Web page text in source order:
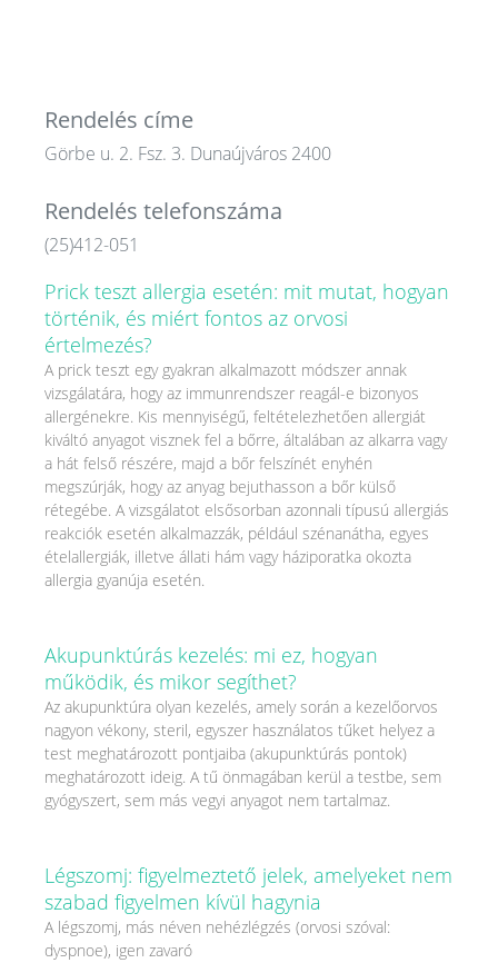
Rendelés címe
Görbe u. 2. Fsz. 3. Dunaújváros 2400
Rendelés telefonszáma
(25)412-051
Prick teszt allergia esetén: mit mutat, hogyan
történik, és miért fontos az orvosi
értelmezés?
A prick teszt egy gyakran alkalmazott módszer annak
vizsgálatára, hogy az immunrendszer reagál-e bizonyos
allergénekre. Kis mennyiségű, feltételezhetően allergiát
kiváltó anyagot visznek fel a bőrre, általában az alkarra vagy
a hát felső részére, majd a bőr felszínét enyhén
megszúrják, hogy az anyag bejuthasson a bőr külső
rétegébe. A vizsgálatot elsősorban azonnali típusú allergiás
reakciók esetén alkalmazzák, például szénanátha, egyes
ételallergiák, illetve állati hám vagy háziporatka okozta
allergia gyanúja esetén.
Akupunktúrás kezelés: mi ez, hogyan
működik, és mikor segíthet?
Az akupunktúra olyan kezelés, amely során a kezelőorvos
nagyon vékony, steril, egyszer használatos tűket helyez a
test meghatározott pontjaiba (akupunktúrás pontok)
meghatározott ideig. A tű önmagában kerül a testbe, sem
gyógyszert, sem más vegyi anyagot nem tartalmaz.
Légszomj: figyelmeztető jelek, amelyeket nem
szabad figyelmen kívül hagynia
A légszomj, más néven nehézlégzés (orvosi szóval:
dyspnoe), igen zavaró